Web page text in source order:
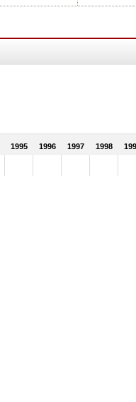
1995 1996 1997 1998